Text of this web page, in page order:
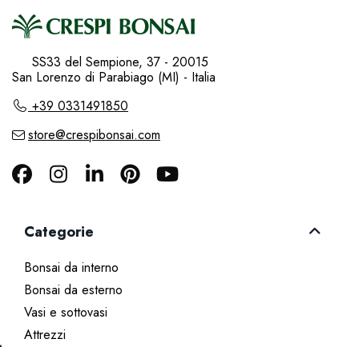
SS33 del Sempione, 37 - 20015
San Lorenzo di Parabiago (MI) - Italia
+39 0331491850
store@crespibonsai.com
Categorie
Bonsai da interno
Bonsai da esterno
Vasi e sottovasi
Attrezzi